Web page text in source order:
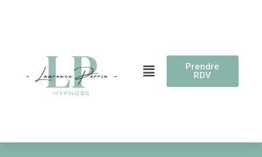
Prendre
RDV